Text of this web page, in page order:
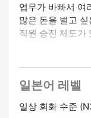
업무가 바빠서 여
많은 돈을 벌고
직원 승진 제도가
베트남, 중국, 터
・강철 프레임 조
일본어 레벨
일상 회화 수준